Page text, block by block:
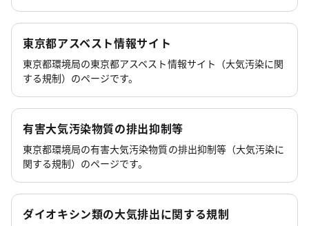
東京都アスベスト情報サイト
東京都環境局の東京都アスベスト情報サイト（大気汚染に関
する規制）のページです。
有害大気汚染物質の排出抑制等
東京都環境局の有害大気汚染物質の排出抑制等（大気汚染に
関する規制）のページです。
ダイオキシン類の大気排出に関する規制